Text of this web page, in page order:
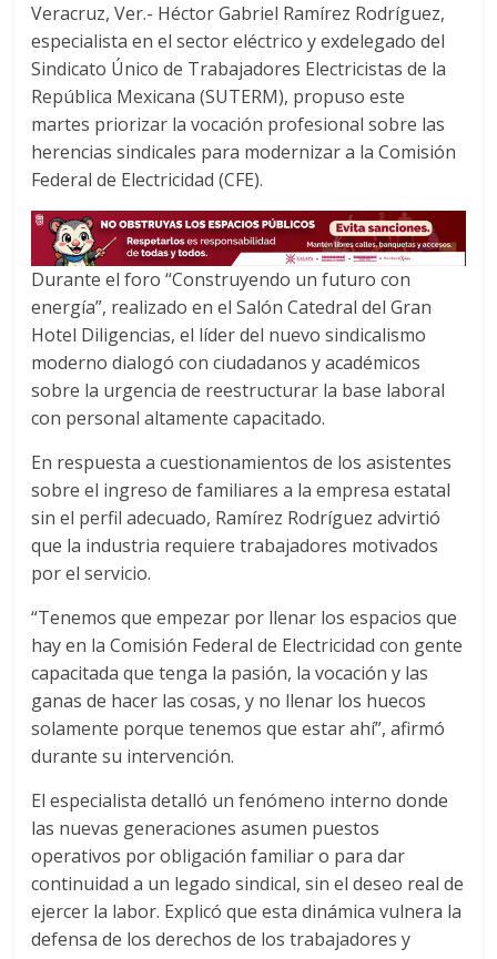
b
o
o
k
t
e
r
s
A
p
p
Veracruz, Ver.- Héctor Gabriel Ramírez Rodríguez,
especialista en el sector eléctrico y exdelegado del
Sindicato Único de Trabajadores Electricistas de la
República Mexicana (SUTERM), propuso este
martes priorizar la vocación profesional sobre las
herencias sindicales para modernizar a la Comisión
Federal de Electricidad (CFE).
Durante el foro “Construyendo un futuro con
energía”, realizado en el Salón Catedral del Gran
Hotel Diligencias, el líder del nuevo sindicalismo
moderno dialogó con ciudadanos y académicos
sobre la urgencia de reestructurar la base laboral
con personal altamente capacitado.
En respuesta a cuestionamientos de los asistentes
sobre el ingreso de familiares a la empresa estatal
sin el perfil adecuado, Ramírez Rodríguez advirtió
que la industria requiere trabajadores motivados
por el servicio.
“Tenemos que empezar por llenar los espacios que
hay en la Comisión Federal de Electricidad con gente
capacitada que tenga la pasión, la vocación y las
ganas de hacer las cosas, y no llenar los huecos
solamente porque tenemos que estar ahí”, afirmó
durante su intervención.
El especialista detalló un fenómeno interno donde
las nuevas generaciones asumen puestos
operativos por obligación familiar o para dar
continuidad a un legado sindical, sin el deseo real de
ejercer la labor. Explicó que esta dinámica vulnera la
defensa de los derechos de los trabajadores y